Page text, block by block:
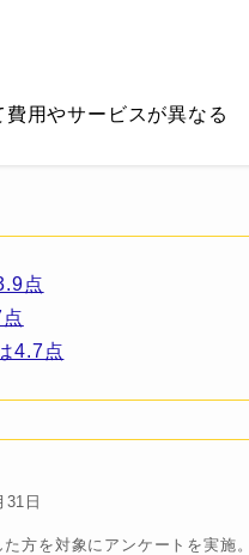
用やサービスが異なる
点
4.7点
日
方を対象にアンケートを実施